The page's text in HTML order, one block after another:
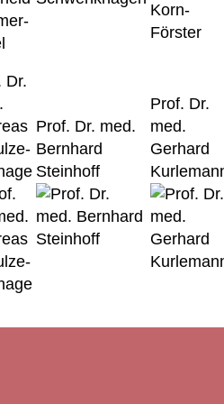
Dr.
Prof. Dr. med.
Bernhard
Steinhoff
Prof. Dr.
med.
Gerhard